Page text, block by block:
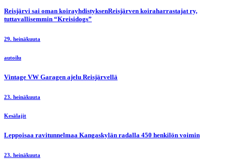
Reisjärvi sai oman koirayhdistyksenReisjärven koiraharrastajat ry,
tuttavallisemmin “Kreisidogs”
29. heinäkuuta
autoilu
Vintage VW Garagen ajelu Reisjärvellä
23. heinäkuuta
Kesälajit
Leppoisaa ravitunnelmaa Kangaskylän radalla 450 henkilön voimin
23. heinäkuuta